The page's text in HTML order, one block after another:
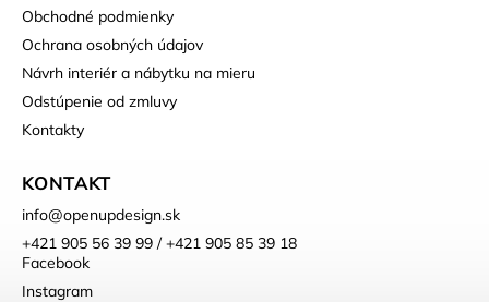
Obchodné podmienky
Ochrana osobných údajov
Návrh interiér a nábytku na mieru
Odstúpenie od zmluvy
Kontakty
KONTAKT
info@openupdesign.sk
+421 905 56 39 99 / +421 905 85 39 18
Facebook
Instagram